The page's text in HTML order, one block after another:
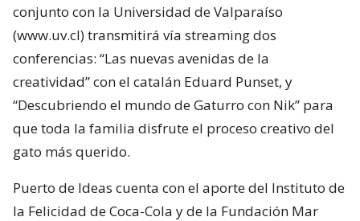
conjunto con la Universidad de Valparaíso
(www.uv.cl) transmitirá vía streaming dos
conferencias: “Las nuevas avenidas de la
creatividad” con el catalán Eduard Punset, y
“Descubriendo el mundo de Gaturro con Nik” para
que toda la familia disfrute el proceso creativo del
gato más querido.
Puerto de Ideas cuenta con el aporte del Instituto de
la Felicidad de Coca-Cola y de la Fundación Mar